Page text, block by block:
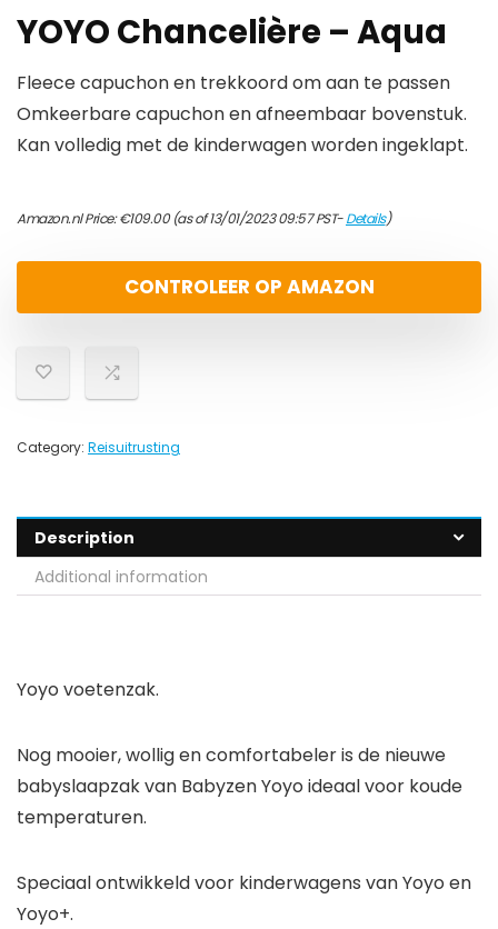
YOYO Chancelière – Aqua
Fleece capuchon en trekkoord om aan te passen
Omkeerbare capuchon en afneembaar bovenstuk.
Kan volledig met de kinderwagen worden ingeklapt.
Amazon.nl Price:€109.00(as of 13/01/2023 09:57 PST-Details)
CONTROLEER OP AMAZON
Category: Reisuitrusting
Description
Additional information
Yoyo voetenzak.
Nog mooier, wollig en comfortabeler is de nieuwe
babyslaapzak van Babyzen Yoyo ideaal voor koude
temperaturen.
Speciaal ontwikkeld voor kinderwagens van Yoyo en
Yoyo+.